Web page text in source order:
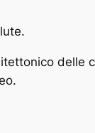
delle